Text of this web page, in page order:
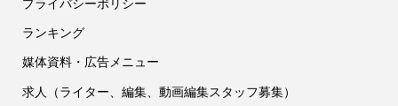
プライバシーポリシー
ランキング
媒体資料・広告メニュー
求人（ライター、編集、動画編集スタッフ募集）